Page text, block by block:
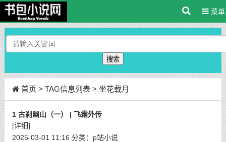
菜单
搜索
首页 > TAG信息列表 > 坐花载月
1 古刹幽山（一） | 飞霜外传
[详细]
2025-03-01 11:16 分类： p站小说